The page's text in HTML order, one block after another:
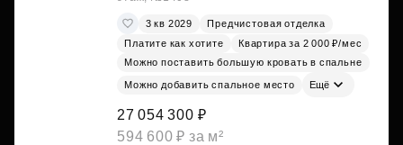
3 кв 2029
Предчистовая отделка
Платите как хотите
Квартира за 2 000 ₽/мес
Можно поставить большую кровать в спальне
Можно добавить спальное место Ещё
27 054 300 ₽
594 600 ₽ за м²